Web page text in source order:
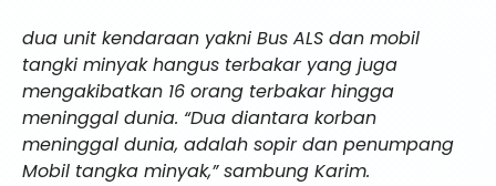
dua unit kendaraan yakni Bus ALS dan mobil
tangki minyak hangus terbakar yang juga
mengakibatkan 16 orang terbakar hingga
meninggal dunia. “Dua diantara korban
meninggal dunia, adalah sopir dan penumpang
Mobil tangka minyak,” sambung Karim.